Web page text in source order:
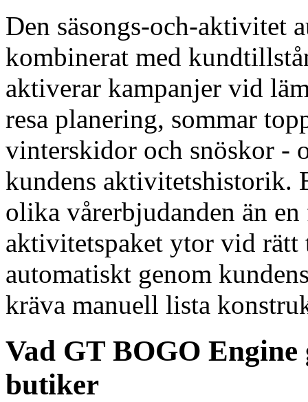
Den säsongs-och-aktivitet
kombinerat med
aktiverar kampanjer vid
resa planering, sommar
vinterskidor och snöskor -
kundens aktivitetshistorik.
olika vårerbjudanden än
aktivitetspaket ytor vid
automatiskt genom
kräva manuell lista
Vad GT BOGO
butiker